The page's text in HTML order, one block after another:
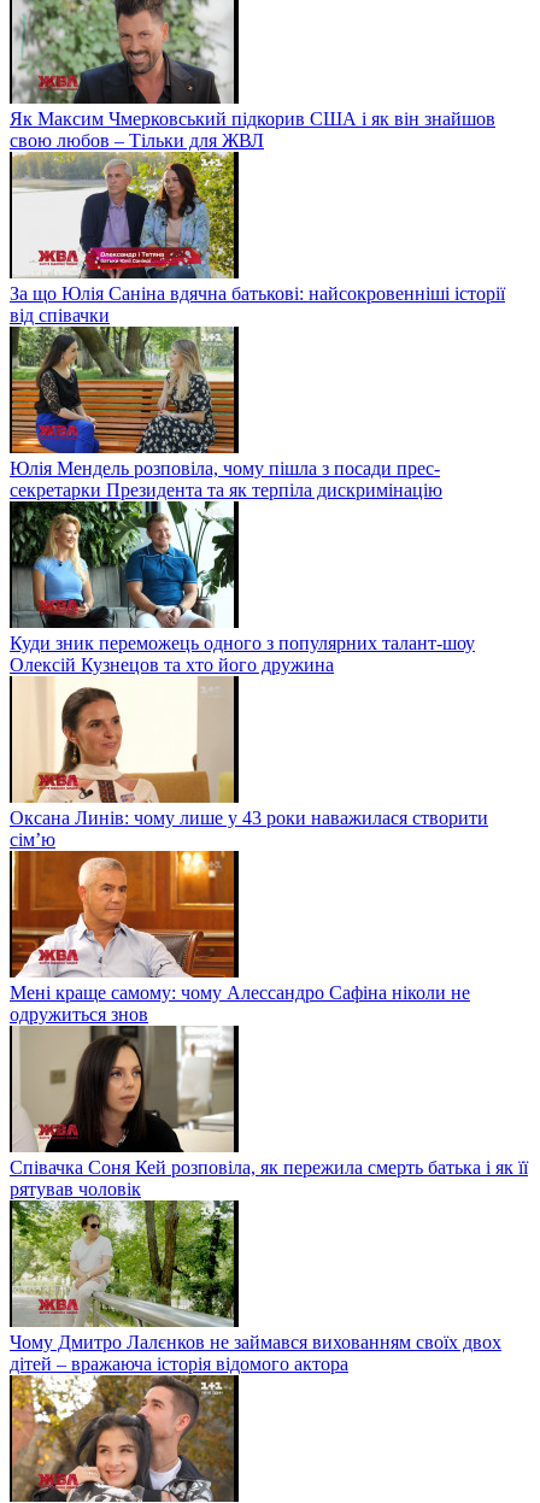
Як Максим Чмерковський підкорив США і як він знайшов
свою любов – Тільки для ЖВЛ
За що Юлія Саніна вдячна батькові: найсокровенніші історії
від співачки
Юлія Мендель розповіла, чому пішла з посади прес-
секретарки Президента та як терпіла дискримінацію
Куди зник переможець одного з популярних талант-шоу
Олексій Кузнецов та хто його дружина
Оксана Линів: чому лише у 43 роки наважилася створити
сім’ю
Мені краще самому: чому Алессандро Сафіна ніколи не
одружиться знов
Співачка Соня Кей розповіла, як пережила смерть батька і як її
рятував чоловік
Чому Дмитро Лалєнков не займався вихованням своїх двох
дітей – вражаюча історія відомого актора